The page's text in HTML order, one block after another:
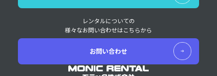
レンタルについての
様々なお問い合わせはこちらから
お問い合わせ